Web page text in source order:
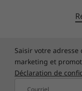
Le Yoga 7i
EPEAT ®Gold
Lecteur
Logiciels
Dolby®Access
Lenovo Vantage
Saisir votre
marketing et
Déclaration de